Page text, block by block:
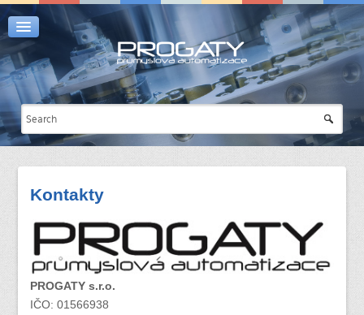
Automatizace
Programování a servis
Užitečné odkazy
Kontakty
Kontakty
PROGATY s.r.o.
IČO: 01566938